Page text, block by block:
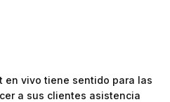
en vivo tiene sentido para las
a sus clientes asistencia